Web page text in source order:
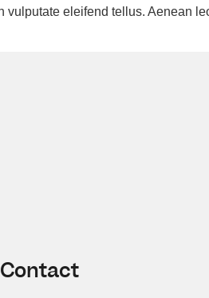
vulputate eleifend tellus. Aenean
Contact